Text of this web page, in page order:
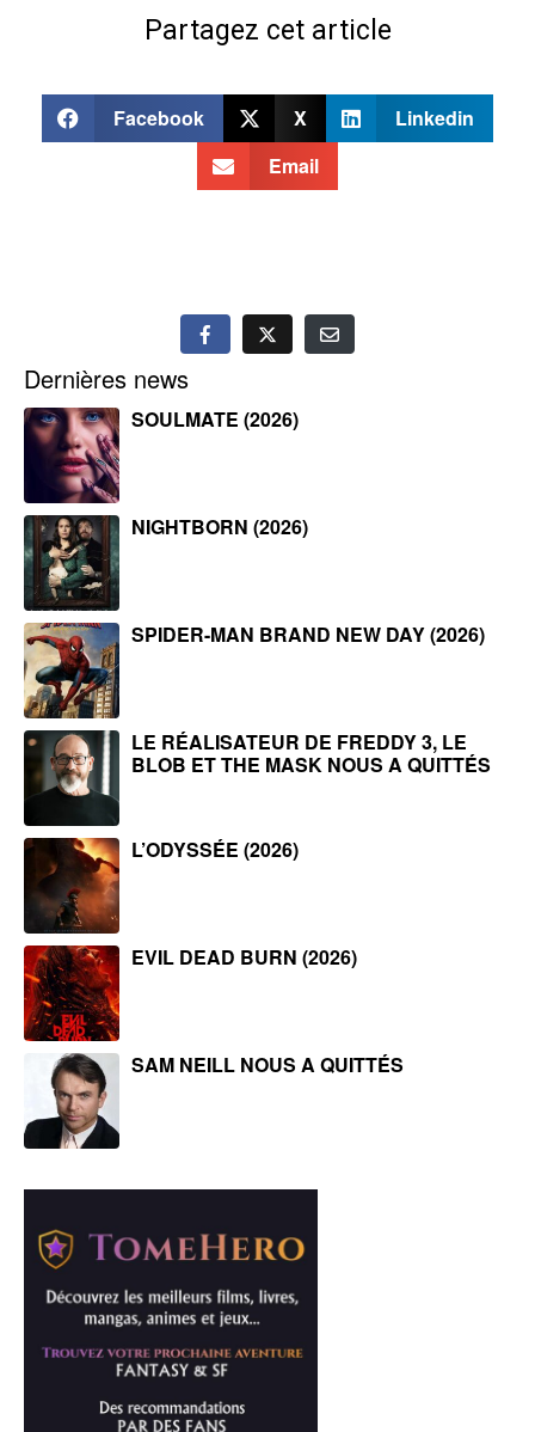
Partagez cet article
Facebook X
Linkedin
Email
Dernières news
SOULMATE (2026)
NIGHTBORN (2026)
SPIDER-MAN BRAND NEW DAY (2026)
LE RÉALISATEUR DE FREDDY 3, LE
BLOB ET THE MASK NOUS A QUITTÉS
L’ODYSSÉE (2026)
EVIL DEAD BURN (2026)
SAM NEILL NOUS A QUITTÉS